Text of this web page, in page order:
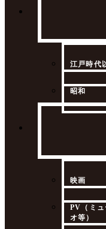
江戸時代
昭和
映画
PV（ミ
オ等）